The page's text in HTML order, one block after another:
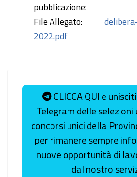
pubblicazione:
File Allegato:
2022.pdf
CLICCA QUI e
Telegram delle selezioni
concorsi unici della
per rimanere sempre
nuove opportunità di
dal nostro